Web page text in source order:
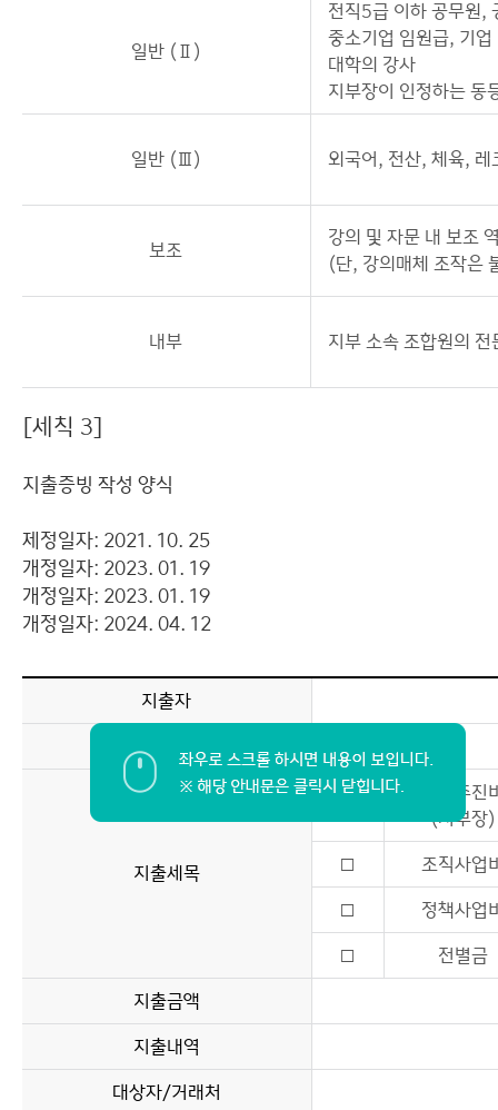
일반 (Ⅱ)
전직5급 이하 공무원,
중소기업 임원급, 기
대학의 강사
지부장이 인정하는 동
일반 (Ⅲ) 외국어, 전산, 체육, 레
보조
강의 및 자문 내 보조
(단, 강의매체 조작은
내부 지부 소속 조합원의
[세칙 3]
지출증빙 작성 양식
제정일자: 2021. 10. 25
개정일자: 2023. 01. 19
개정일자: 2023. 01. 19
개정일자: 2024. 04. 12
지출자
지출일자
지출세목
업무추진
(지부장)
□
조직사업
□
정책사업
□
전별금
지출금액
지출내역
대상자/거래처